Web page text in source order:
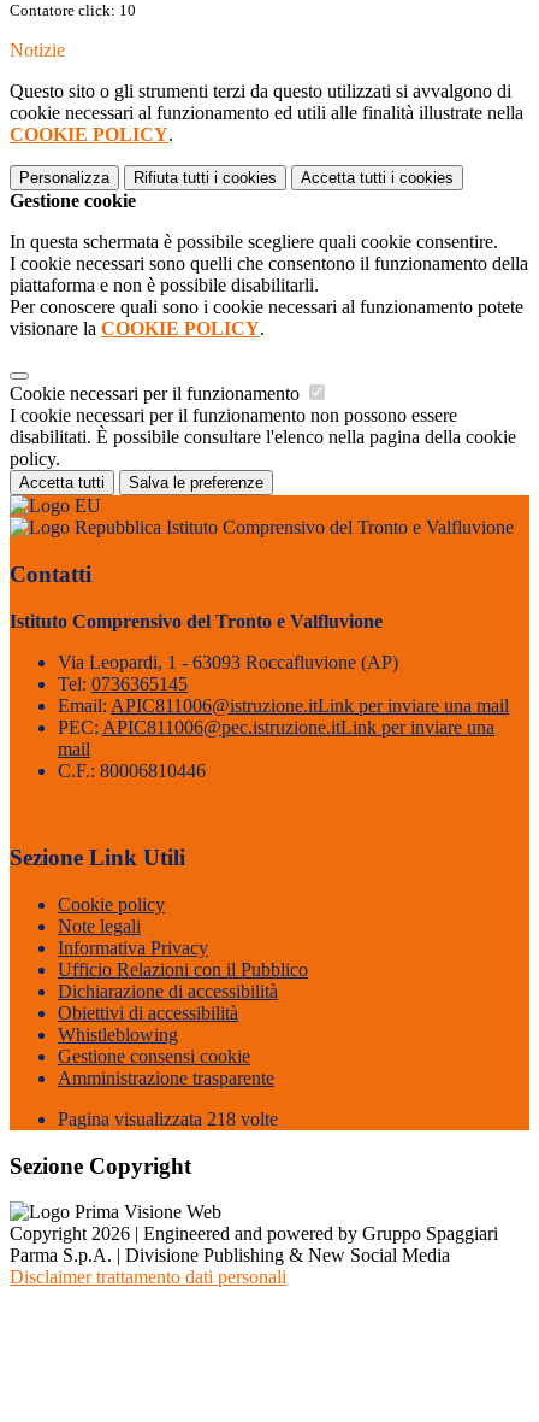
Contatore click: 10
Notizie
Questo sito o gli strumenti terzi da questo utilizzati si avvalgono di
cookie necessari al funzionamento ed utili alle finalità illustrate nella
COOKIE POLICY.
Personalizza Rifiuta tutti i cookies Accetta tutti i cookies
Gestione cookie
In questa schermata è possibile scegliere quali cookie consentire.
I cookie necessari sono quelli che consentono il funzionamento della
piattaforma e non è possibile disabilitarli.
Per conoscere quali sono i cookie necessari al funzionamento potete
visionare la COOKIE POLICY.
Cookie necessari per il funzionamento
I cookie necessari per il funzionamento non possono essere
disabilitati. È possibile consultare l'elenco nella pagina della cookie
policy.
Accetta tutti Salva le preferenze
Istituto Comprensivo del Tronto e Valfluvione
Contatti
Istituto Comprensivo del Tronto e Valfluvione
Via Leopardi, 1 - 63093 Roccafluvione (AP)
Tel: 0736365145
Email: APIC811006@istruzione.itLink per inviare una mail
PEC: APIC811006@pec.istruzione.itLink per inviare una
mail
C.F.: 80006810446
Sezione Link Utili
Cookie policy
Note legali
Informativa Privacy
Ufficio Relazioni con il Pubblico
Dichiarazione di accessibilità
Obiettivi di accessibilità
Whistleblowing
Gestione consensi cookie
Amministrazione trasparente
Pagina visualizzata 218 volte
Sezione Copyright
Copyright 2026 | Engineered and powered by Gruppo Spaggiari
Parma S.p.A. | Divisione Publishing & New Social Media
Disclaimer trattamento dati personali